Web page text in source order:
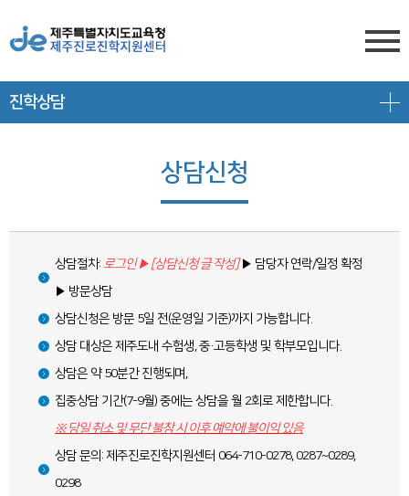
센터소개
찾아오시는 길
대학 정보
전형 정보
상담신청
프로그램 안내
제주도교육청 유튜브
고교-대학 연계 프로그램
프로그램 신청
갤러리
공지/대입정보
공지사항
대입 뉴스
대입 자료
회원서비스
로그인
회원가입
진학상담
상담신청
상담절차:로그인 ▶ [상담신청 글 작성]▶ 담당자 연락/일정 확정
▶ 방문상담
상담신청은 방문 5일 전(운영일 기준)까지 가능합니다.
상담 대상은 제주도내 수험생, 중·고등학생 및 학부모입니다.
상담은 약 50분간 진행되며,
집중상담 기간(7-9월) 중에는 상담을 월 2회로 제한합니다.
※ 당일 취소 및 무단 불참 시 이후 예약에 불이익 있음
상담 문의: 제주진로진학지원센터 064-710-0278, 0287~0289,
0298